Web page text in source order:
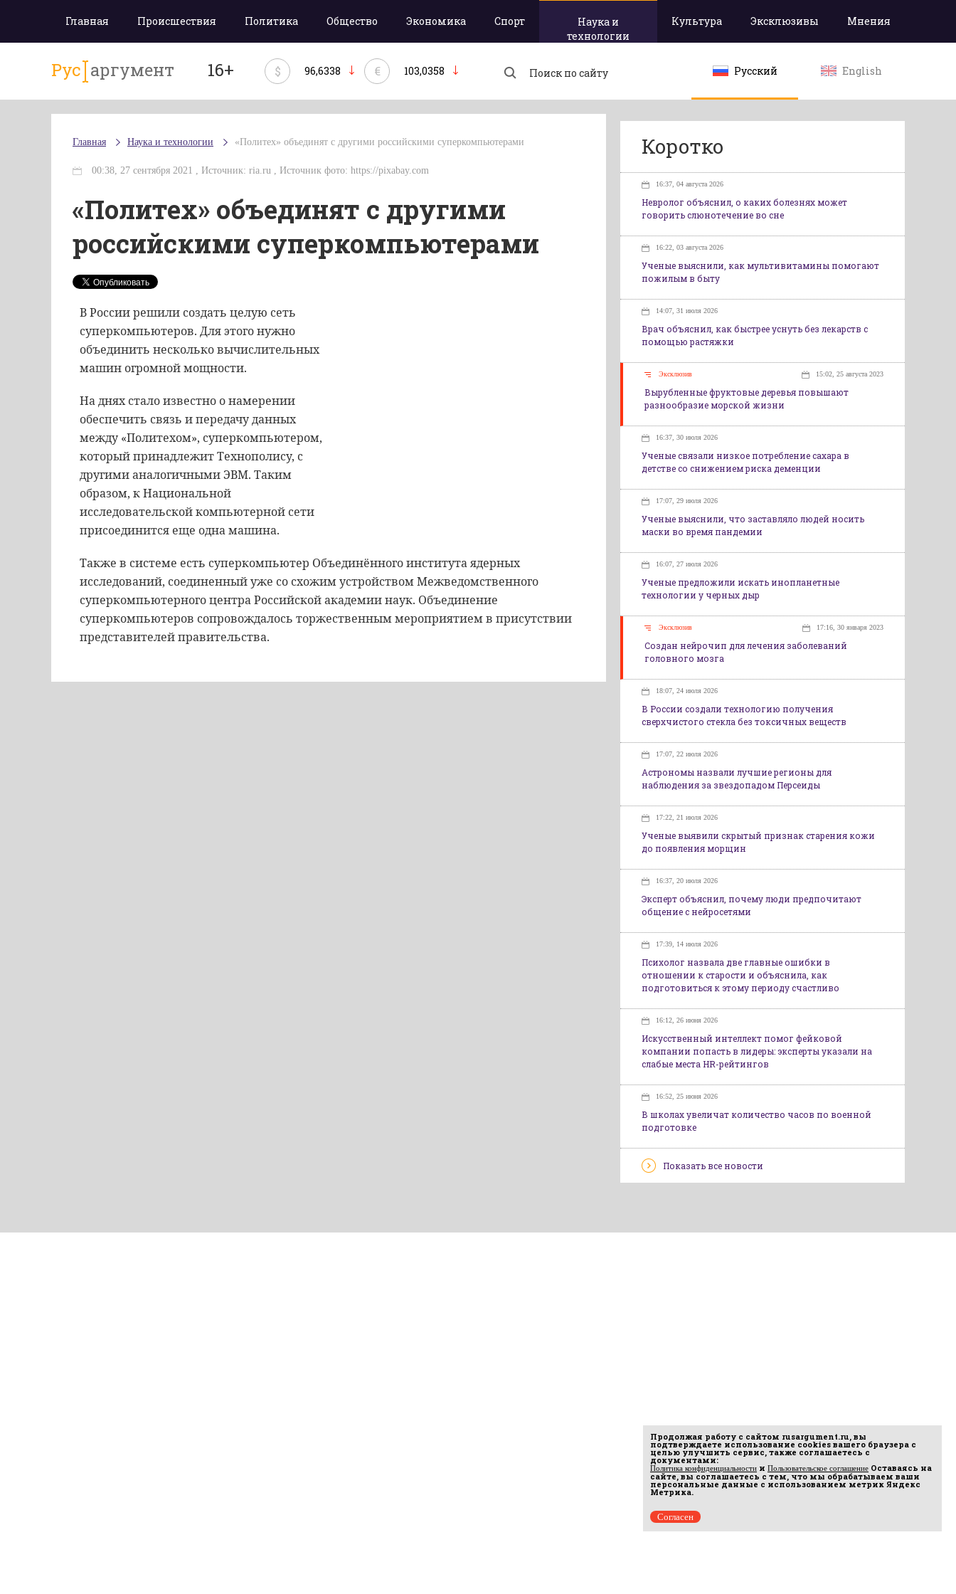
Главная Происшествия Политика Общество Экономика Спорт
Наука и
технологии
Культура Эксклюзивы Мнения
Рус аргумент 16+ $ 96,6338 € 103,0358 Русский English
Главная Наука и технологии «Политех» объединят с другими российскими суперкомпьютерами
00:38, 27 сентября 2021 , Источник: ria.ru , Источник фото: https://pixabay.com
«Политех» объединят с другими
российскими суперкомпьютерами
В России решили создать целую сеть
суперкомпьютеров. Для этого нужно
объединить несколько вычислительных
машин огромной мощности.
На днях стало известно о намерении
обеспечить связь и передачу данных
между «Политехом», суперкомпьютером,
который принадлежит Технополису, с
другими аналогичными ЭВМ. Таким
образом, к Национальной
исследовательской компьютерной сети
присоединится еще одна машина.
Также в системе есть суперкомпьютер Объединённого института ядерных
исследований, соединенный уже со схожим устройством Межведомственного
суперкомпьютерного центра Российской академии наук. Объединение
суперкомпьютеров сопровождалось торжественным мероприятием в присутствии
представителей правительства.
Коротко
16:37, 04 августа 2026
Невролог объяснил, о каких болезнях может
говорить слюнотечение во сне
16:22, 03 августа 2026
Ученые выяснили, как мультивитамины помогают
пожилым в быту
14:07, 31 июля 2026
Врач объяснил, как быстрее уснуть без лекарств с
помощью растяжки
Эксклюзив 15:02, 25 августа 2023
Вырубленные фруктовые деревья повышают
разнообразие морской жизни
16:37, 30 июля 2026
Ученые связали низкое потребление сахара в
детстве со снижением риска деменции
17:07, 29 июля 2026
Ученые выяснили, что заставляло людей носить
маски во время пандемии
16:07, 27 июля 2026
Ученые предложили искать инопланетные
технологии у черных дыр
Эксклюзив 17:16, 30 января 2023
Создан нейрочип для лечения заболеваний
головного мозга
18:07, 24 июля 2026
В России создали технологию получения
сверхчистого стекла без токсичных веществ
17:07, 22 июля 2026
Астрономы назвали лучшие регионы для
наблюдения за звездопадом Персеиды
17:22, 21 июля 2026
Ученые выявили скрытый признак старения кожи
до появления морщин
16:37, 20 июля 2026
Эксперт объяснил, почему люди предпочитают
общение с нейросетями
17:39, 14 июля 2026
Психолог назвала две главные ошибки в
отношении к старости и объяснила, как
подготовиться к этому периоду счастливо
16:12, 26 июня 2026
Искусственный интеллект помог фейковой
компании попасть в лидеры: эксперты указали на
слабые места HR-рейтингов
16:52, 25 июня 2026
В школах увеличат количество часов по военной
подготовке
Показать все новости
Продолжая работу с сайтом rusargument.ru, вы
подтверждаете использование cookies вашего браузера с
целью улучшить сервис, также соглашаетесь с
документами:
Политика конфиденциальности и Пользовательское соглашение Оставаясь на
сайте, вы соглашаетесь с тем, что мы обрабатываем ваши
персональные данные с использованием метрик Яндекс
Метрика.
Согласен